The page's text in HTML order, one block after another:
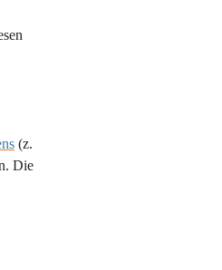
(z.
Die